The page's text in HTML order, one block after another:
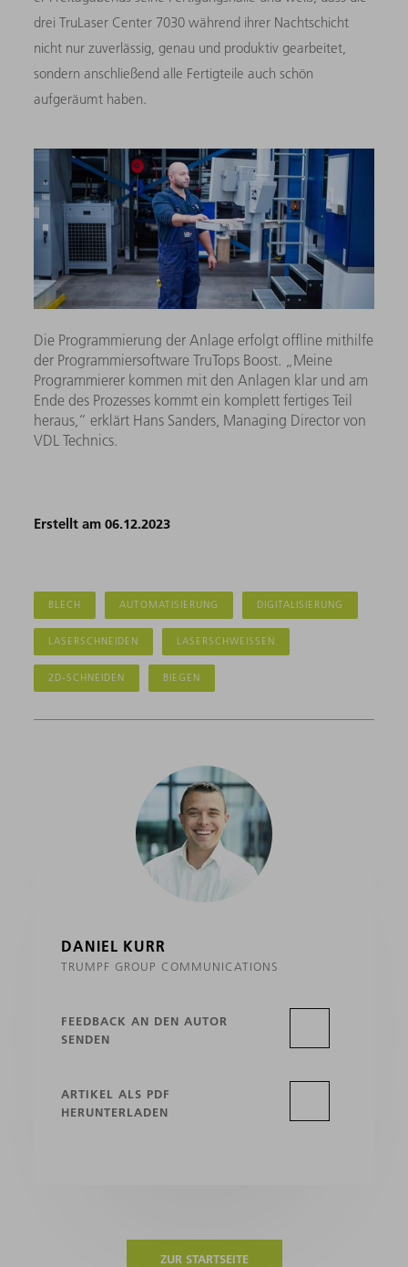
drei TruLaser Center 7030 während ihrer Nachtschicht
nicht nur zuverlässig, genau und produktiv gearbeitet,
sondern anschließend alle Fertigteile auch schön
aufgeräumt haben.
Die Programmierung der Anlage erfolgt offline mithilfe
der Programmiersoftware TruTops Boost. „Meine
Programmierer kommen mit den Anlagen klar und am
Ende des Prozesses kommt ein komplett fertiges Teil
heraus,“ erklärt Hans Sanders, Managing Director von
VDL Technics.
Erstellt am 06.12.2023
BLECH AUTOMATISIERUNG DIGITALISIERUNG
LASERSCHNEIDEN LASERSCHWEISSEN
2D-SCHNEIDEN BIEGEN
DANIEL KURR
TRUMPF GROUP COMMUNICATIONS
FEEDBACK AN DEN AUTOR
SENDEN
ARTIKEL ALS PDF
HERUNTERLADEN
ZUR STARTSEITE